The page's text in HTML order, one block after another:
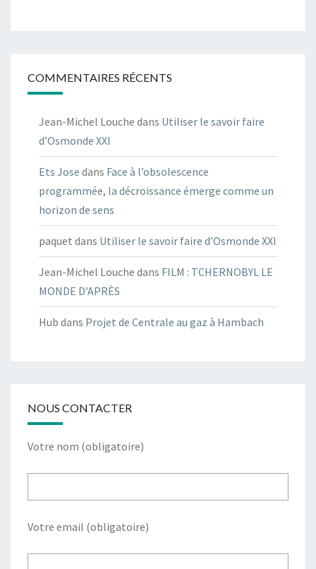
COMMENTAIRES RÉCENTS
Jean-Michel Louche dans Utiliser le savoir faire
d’Osmonde XXI
Ets Jose dans Face à l’obsolescence
programmée, la décroissance émerge comme un
horizon de sens
paquet dans Utiliser le savoir faire d’Osmonde XXI
Jean-Michel Louche dans FILM : TCHERNOBYL LE
MONDE D’APRÈS
Hub dans Projet de Centrale au gaz à Hambach
NOUS CONTACTER
Votre nom (obligatoire)
Votre email (obligatoire)